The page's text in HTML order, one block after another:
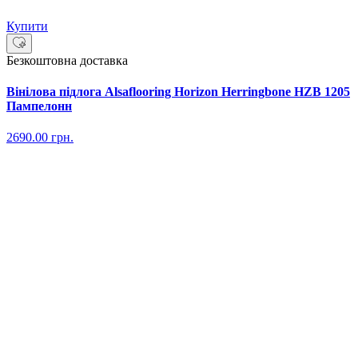
Купити
Безкоштовна доставка
Вінілова підлога Alsaflooring Horizon Herringbone HZB 1205
Пампелонн
2690.00 грн.